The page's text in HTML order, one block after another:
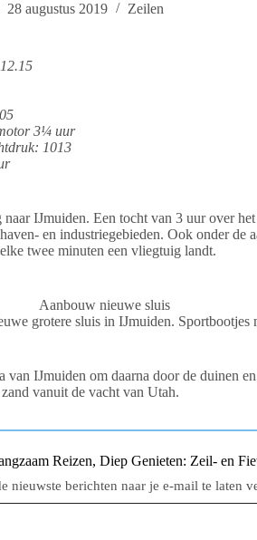
28 augustus 2019 Zeilen
3¼ uur
1013
IJmuiden. Een tocht van 3 uur over
en industriegebieden. Ook onder de
twee minuten een vliegtuig landt.
Aanbouw nieuwe sluis
grotere sluis in IJmuiden. Sportbootjes
van IJmuiden om daarna door de duinen
vanuit de vacht van Utah.
Reizen, Diep Genieten: Zeil- en
nieuwste berichten naar je e-mail te laten